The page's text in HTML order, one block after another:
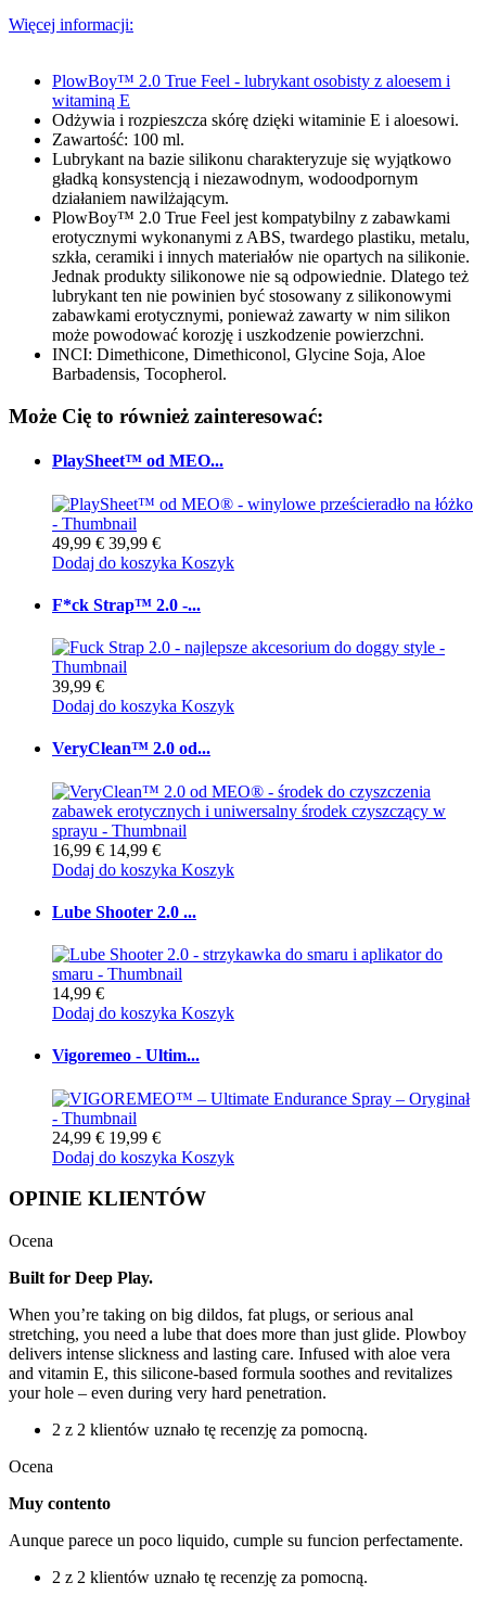
Więcej informacji:
PlowBoy™ 2.0 True Feel - lubrykant osobisty z aloesem i
witaminą E
Odżywia i rozpieszcza skórę dzięki witaminie E i aloesowi.
Zawartość: 100 ml.
Lubrykant na bazie silikonu charakteryzuje się wyjątkowo
gładką konsystencją i niezawodnym, wodoodpornym
działaniem nawilżającym.
PlowBoy™ 2.0 True Feel jest kompatybilny z zabawkami
erotycznymi wykonanymi z ABS, twardego plastiku, metalu,
szkła, ceramiki i innych materiałów nie opartych na silikonie.
Jednak produkty silikonowe nie są odpowiednie. Dlatego też
lubrykant ten nie powinien być stosowany z silikonowymi
zabawkami erotycznymi, ponieważ zawarty w nim silikon
może powodować korozję i uszkodzenie powierzchni.
INCI: Dimethicone, Dimethiconol, Glycine Soja, Aloe
Barbadensis, Tocopherol.
Może Cię to również zainteresować:
PlaySheet™ od MEO...
49,99 € 39,99 €
Dodaj do koszyka Koszyk
F*ck Strap™ 2.0 -...
39,99 €
Dodaj do koszyka Koszyk
VeryClean™ 2.0 od...
16,99 € 14,99 €
Dodaj do koszyka Koszyk
Lube Shooter 2.0 ...
14,99 €
Dodaj do koszyka Koszyk
Vigoremeo - Ultim...
24,99 € 19,99 €
Dodaj do koszyka Koszyk
OPINIE KLIENTÓW
Ocena
Built for Deep Play.
When you’re taking on big dildos, fat plugs, or serious anal
stretching, you need a lube that does more than just glide. Plowboy
delivers intense slickness and lasting care. Infused with aloe vera
and vitamin E, this silicone-based formula soothes and revitalizes
your hole – even during very hard penetration.
2 z 2 klientów uznało tę recenzję za pomocną.
Ocena
Muy contento
Aunque parece un poco liquido, cumple su funcion perfectamente.
2 z 2 klientów uznało tę recenzję za pomocną.